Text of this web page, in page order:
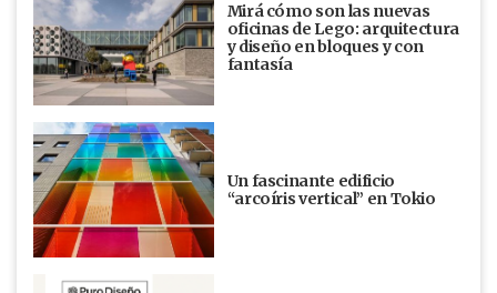
Mirá cómo son las nuevas
oficinas de Lego: arquitectura
y diseño en bloques y con
fantasía
Un fascinante edificio
“arcoíris vertical” en Tokio